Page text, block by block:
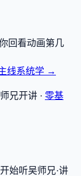
回看动画第几
线系统学 →
兄开讲 · 零基
始听吴师兄·讲